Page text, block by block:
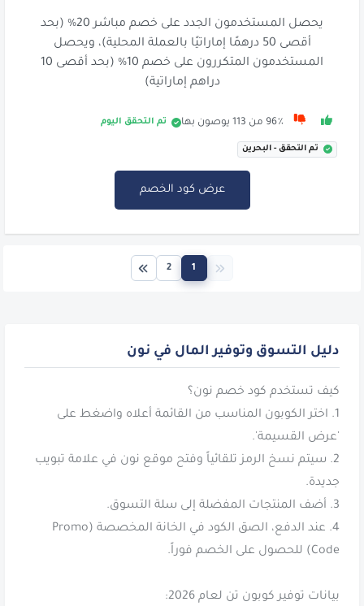
يحصل المستخدمون الجدد على خصم مباشر 20% (بحد
أقصى 50 درهمًا إماراتيًا بالعملة المحلية)، ويحصل
المستخدمون المتكررون على خصم 10% (بحد أقصى 10
دراهم إماراتية)
96٪ من 113 يوصون بها تم التحقق اليوم
تم التحقق - البحرين
عرض كود الخصم
2
دليل التسوق وتوفير المال في نون
1. اختر الكوبون المناسب من القائمة أعلاه واضغط على
2. سيتم نسخ الرمز تلقائياً وفتح موقع نون في علامة تبويب
4. عند الدفع، الصق الكود في الخانة المخصصة (Promo